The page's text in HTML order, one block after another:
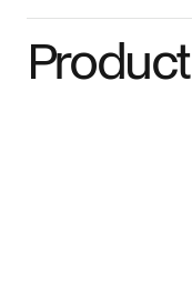
Product